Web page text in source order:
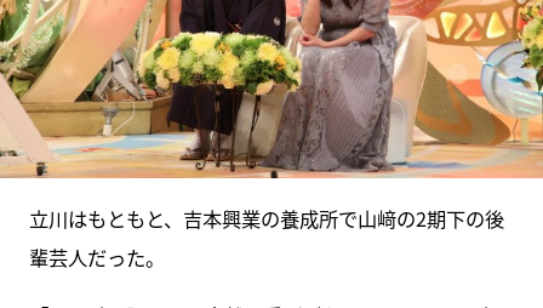
立川はもともと、吉本興業の養成所で山﨑の2期下の後
輩芸人だった。